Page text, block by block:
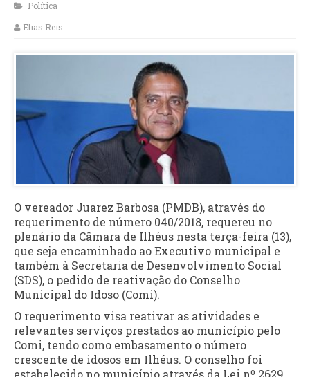
Política
Elias Reis
O vereador Juarez Barbosa (PMDB), através do
requerimento de número 040/2018, requereu no
plenário da Câmara de Ilhéus nesta terça-feira (13),
que seja encaminhado ao Executivo municipal e
também à Secretaria de Desenvolvimento Social
(SDS), o pedido de reativação do Conselho
Municipal do Idoso (Comi).
O requerimento visa reativar as atividades e
relevantes serviços prestados ao município pelo
Comi, tendo como embasamento o número
crescente de idosos em Ilhéus. O conselho foi
estabelecido no município através da Lei nº 2629